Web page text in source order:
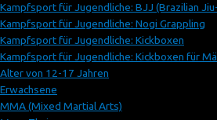
Kampfsport für Jugendliche: BJJ (Brazilian
Kampfsport für Jugendliche: Nogi Grappling
Kampfsport für Jugendliche: Kickboxen
Kampfsport für Jugendliche: Kickboxen für
Alter von 12-17 Jahren
Erwachsene
MMA (Mixed Martial Arts)